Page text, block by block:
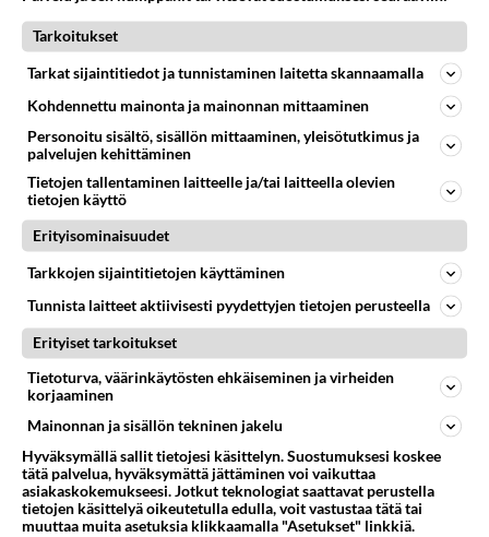
ilkka.luoma
07.02.2020 19:49
Vastattu 5v
kontrollissa
Media riemuitsee ja hehkuttaa taas Nokiaa ja Nokian
uutta johtoa yllättävän upeasta tulosparannuksesta
Q1:llä. Minusta ...
29.04.2021 06:58 1 1527 0
NOKIA OYJ Vastattu 5v
Nokia Oyj:n arvonmääritys
https://www.theseus.fi/handle/10024/493795
liiketoiminnan arvoksi tuottoarv...
06.04.2021 13:40 2 1437
Tarkoitukset
Tarkat sijaintitiedot ja tunnistaminen laitetta skannaamalla
Kohdennettu mainonta ja mainonnan mittaaminen
Personoitu sisältö, sisällön mittaaminen, yleisötutkimus ja
palvelujen kehittäminen
Tietojen tallentaminen laitteelle ja/tai laitteella olevien
tietojen käyttö
Erityisominaisuudet
Tarkkojen sijaintitietojen käyttäminen
Tunnista laitteet aktiivisesti pyydettyjen tietojen perusteella
Erityiset tarkoitukset
Tietoturva, väärinkäytösten ehkäiseminen ja virheiden
korjaaminen
Mainonnan ja sisällön tekninen jakelu
Hyväksymällä sallit tietojesi käsittelyn. Suostumuksesi koskee
tätä palvelua, hyväksymättä jättäminen voi vaikuttaa
asiakaskokemukseesi. Jotkut teknologiat saattavat perustella
tietojen käsittelyä oikeutetulla edulla, voit vastustaa tätä tai
muuttaa muita asetuksia klikkaamalla "Asetukset" linkkiä.